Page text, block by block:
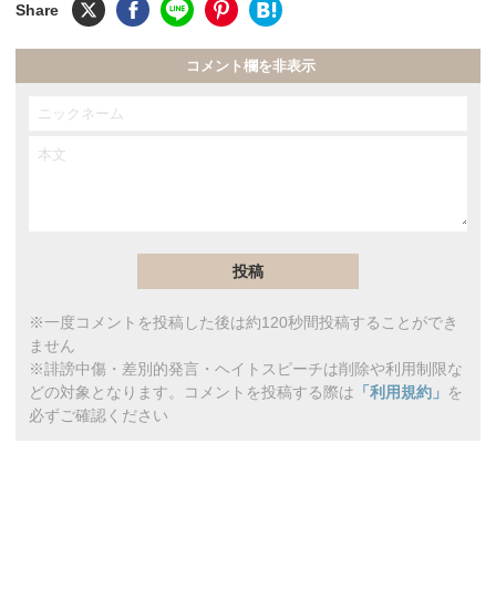
コメント欄を非表示
※一度コメントを投稿した後は約120秒間投稿することができ
ません
※誹謗中傷・差別的発言・ヘイトスピーチは削除や利用制限な
どの対象となります。コメントを投稿する際は 「利用規約」 を
必ずご確認ください